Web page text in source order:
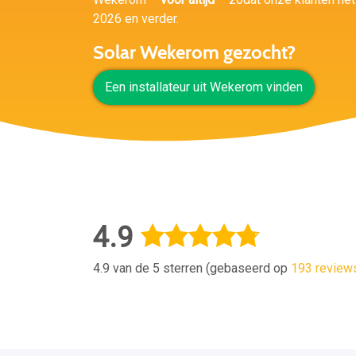
2026 en verder.
Solar Wekerom gezocht?
Een installateur uit Wekerom vinden
4.9
4.9 van de 5 sterren (gebaseerd op 193